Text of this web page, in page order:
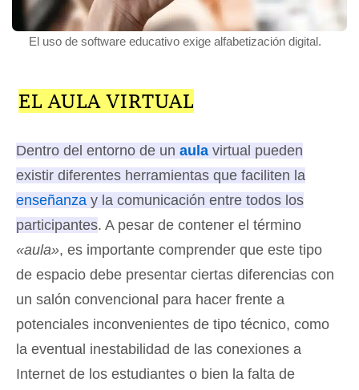
El uso de software educativo exige alfabetización digital.
EL AULA VIRTUAL
Dentro del entorno de un aula virtual pueden
existir diferentes herramientas que faciliten la
enseñanza y la comunicación entre todos los
participantes. A pesar de contener el término
«aula», es importante comprender que este tipo
de espacio debe presentar ciertas diferencias con
un salón convencional para hacer frente a
potenciales inconvenientes de tipo técnico, como
la eventual inestabilidad de las conexiones a
Internet de los estudiantes o bien la falta de